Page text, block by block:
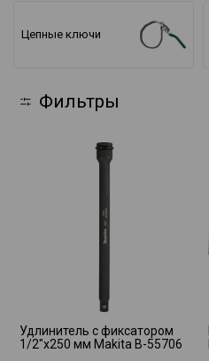
Цепные ключи
Фильтры
Удлинитель с фиксатором
1/2"х250 мм Makita B-55706